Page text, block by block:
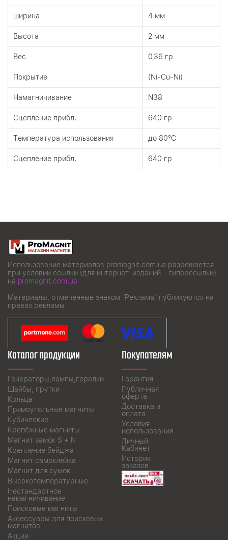
ширина 4 мм
Высота 2 мм
Вес 0,36 гр
Покрытие (Ni-Cu-Ni)
Намагничивание N38
Сцепление прибл. 640 гр
Tемпература использования до 80°C
Сцепление прибл. 640 гр
Использование материалов promagnit.com.ua разрешается
при условии ссылки (для интернет-изданий - гиперссылки)
на promagnit.com.ua
Материалы, отмеченные знаком "Реклама" публикуются на
правах рекламы
Каталог продукции
Генераторы,лампы,горелки
Шайбы, прутки
Кольца
Прямоугольные магниты
Кубические
Крепёжные магниты
Магнит замок S + N
Крепление бейджа
Магнит самоклейка
Магнит для сумок
Высокотемпературные
Нестандартное
намагничивание
Поисковые магниты
Аксессуары для поисковых
магнитов
Акции
Покупателям
Гарантия
Публичная
оферта
Доставка и
оплата
Условия
использования
Личный
Кабинет
История
заказов